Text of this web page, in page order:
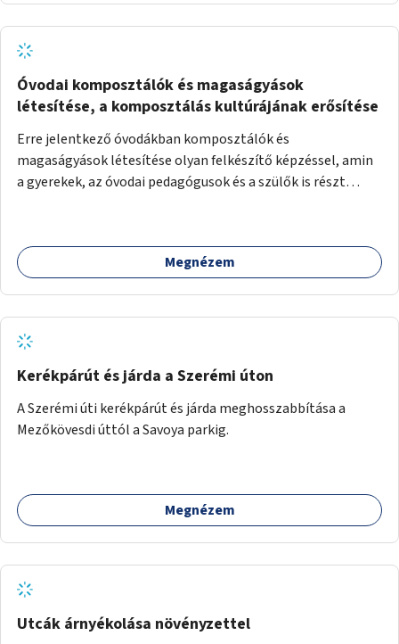
Óvodai komposztálók és magaságyások
létesítése, a komposztálás kultúrájának erősítése
Erre jelentkező óvodákban komposztálók és
magaságyások létesítése olyan felkészítő képzéssel, amin
a gyerekek, az óvodai pedagógusok és a szülők is részt
Megnézem
Kerékpárút és járda a Szerémi úton
A Szerémi úti kerékpárút és járda meghosszabbítása a
Mezőkövesdi úttól a Savoya parkig.
Megnézem
Utcák árnyékolása növényzettel